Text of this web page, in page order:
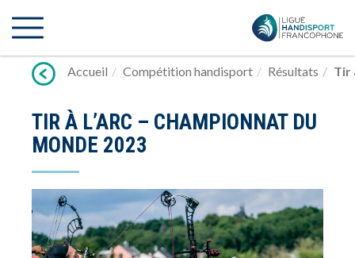
vers
Accueil
Compétition handisport Résultats Tir
TIR À L’ARC – CHAMPIONNAT DU
MONDE 2023